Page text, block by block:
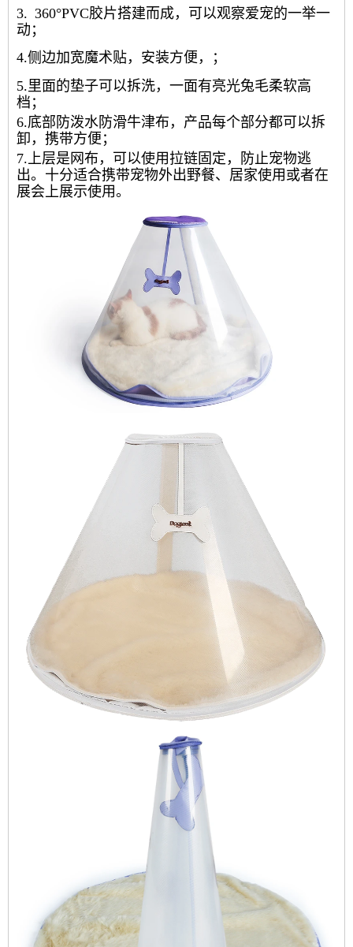
3. 360°PVC胶片搭建而成，可以观察爱宠的一举一
动；
4.侧边加宽魔术贴，安装方便，；
5.里面的垫子可以拆洗，一面有亮光兔毛柔软高
档；
6.底部防泼水防滑牛津布，产品每个部分都可以拆
卸，携带方便；
7.上层是网布，可以使用拉链固定，防止宠物逃
出。十分适合携带宠物外出野餐、居家使用或者在
展会上展示使用。